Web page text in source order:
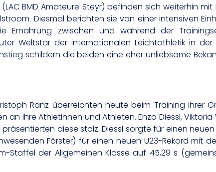
BMD Amateure Steyr) befinden sich weiterhin
Diesmal berichten sie von einer intensiven
Ernährung zwischen und während der
Weltstar der internationalen Leichtathletik in
schildern die beiden eine eher unliebsame
Ranz überreichten heute beim Training ihrer
ihre Athletinnen und Athleten. Enzo Diessl,
präsentierten diese stolz. Diessl sorgte für einen
Förster) für einen neuen U23-Rekord mit
Staffel der Allgemeinen Klasse auf 45,29 s